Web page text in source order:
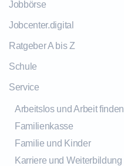
Jobbörse
Jobcenter.digital
Ratgeber A bis Z
Schule
Service
Arbeitslos und Arbeit finden
Familienkasse
Familie und Kinder
Karriere und Weiterbildung